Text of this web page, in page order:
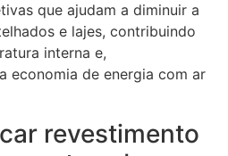
que ajudam a diminuir a
e lajes, contribuindo
interna e,
economia de energia com ar
revestimento